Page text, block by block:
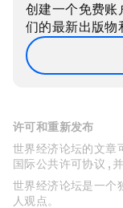
创建一个免费账
们的最新出版物
许可和重新发布
世界经济论坛的文章
国际公共许可协议 ,
世界经济论坛是一个
人观点。